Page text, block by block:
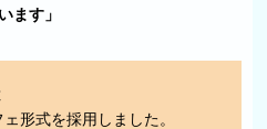
ます」
形式を採用しました。